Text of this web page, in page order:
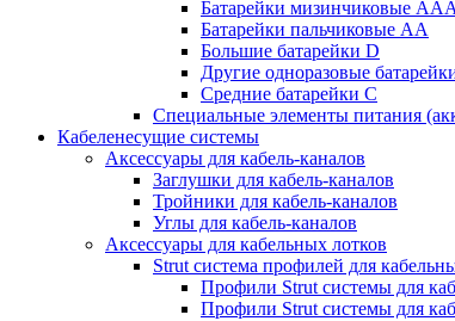
Батарейки мизинчиковые ААА
Батарейки пальчиковые АА
Большие батарейки D
Другие одноразовые
Средние батарейки C
Специальные элементы питания
Кабеленесущие системы
Аксессуары для кабель-каналов
Заглушки для кабель-каналов
Тройники для кабель-каналов
Углы для кабель-каналов
Аксессуары для кабельных лотков
Strut система профилей для
Профили Strut системы для
Профили Strut системы для